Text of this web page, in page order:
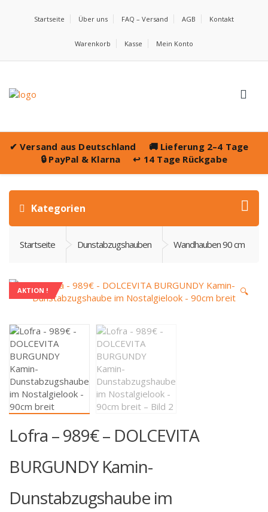
Startseite Über uns FAQ – Versand AGB Kontakt
Warenkorb Kasse Mein Konto
✔ Versand aus Deutschland 🚚 Lieferung 2–4 Tage
🔒 PayPal & Klarna ↩️ 14 Tage Rückgabe
Kategorien
Startseite Dunstabzugshauben Wandhauben 90 cm
AKTION ! 🔍
Lofra – 989€ – DOLCEVITA
BURGUNDY Kamin-
Dunstabzugshaube im